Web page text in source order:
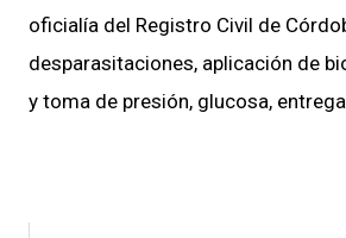
oficialía del Registro Civil de
desparasitaciones, aplicación de
y toma de presión, glucosa,